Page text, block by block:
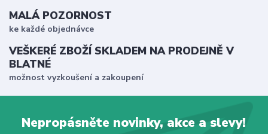
MALÁ POZORNOST
ke každé objednávce
VEŠKERÉ ZBOŽÍ SKLADEM NA PRODEJNĚ V
BLATNÉ
možnost vyzkoušení a zakoupení
Nepropásněte novinky, akce a slevy!